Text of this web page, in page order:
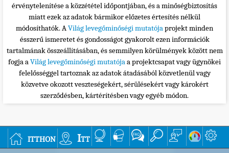
érvénytelenítése a közzététel időpontjában, és a minőségbiztosítás
miatt ezek az adatok bármikor előzetes értesítés nélkül
módosíthatók. AVilág levegőminőségi mutatójaprojekt minden
ésszerű ismeretet és gondosságot gyakorolt ezen információk
tartalmának összeállításában, és semmilyen körülmények között nem
fogja aVilág levegőminőségi mutatójaa projektcsapat vagy ügynökei
felelősséggel tartoznak az adatok átadásából közvetlenül vagy
közvetve okozott veszteségekért, sérülésekért vagy károkért
szerződésben, kártérítésben vagy egyéb módon.
itthon Itt